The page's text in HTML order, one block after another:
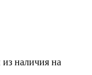
наличия на